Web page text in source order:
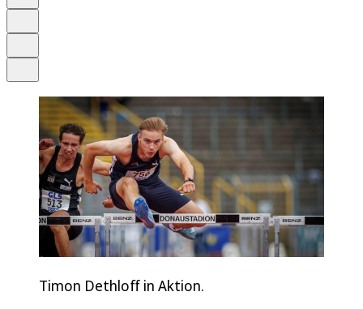
Timon Dethloff in Aktion.